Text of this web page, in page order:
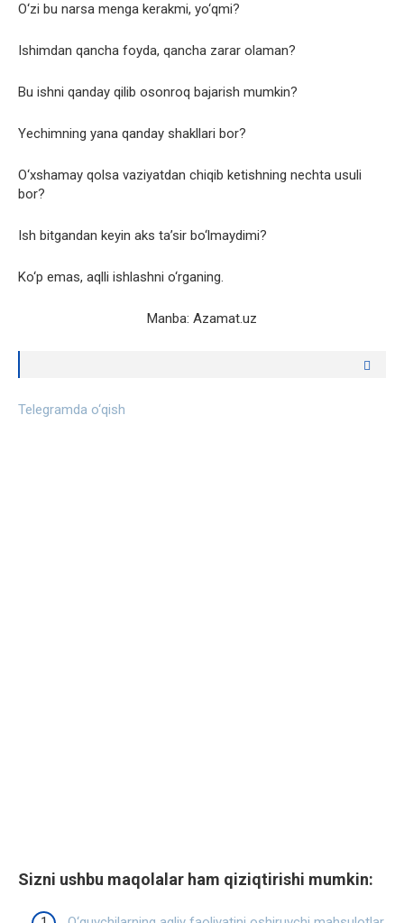
O‘zi bu narsa menga kerakmi, yo‘qmi?
Ishimdan qancha foyda, qancha zarar olaman?
Bu ishni qanday qilib osonroq bajarish mumkin?
Yechimning yana qanday shakllari bor?
O‘xshamay qolsa vaziyatdan chiqib ketishning nechta usuli
bor?
Ish bitgandan keyin aks ta’sir bo‘lmaydimi?
Ko‘p emas, aqlli ishlashni o‘rganing.
Manba: Azamat.uz
Telegramda o‘qish
Sizni ushbu maqolalar ham qiziqtirishi mumkin: